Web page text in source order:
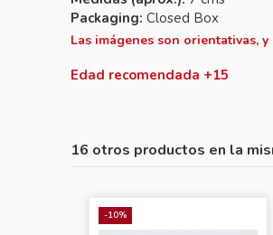
Packaging: Closed Box
Las imágenes son orientativas,
Edad recomendada +15
16 otros productos en la
-10%